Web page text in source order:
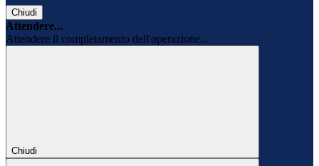
Chiudi
Attendere...
Attendere il completamento dell'operazione...
Chiudi